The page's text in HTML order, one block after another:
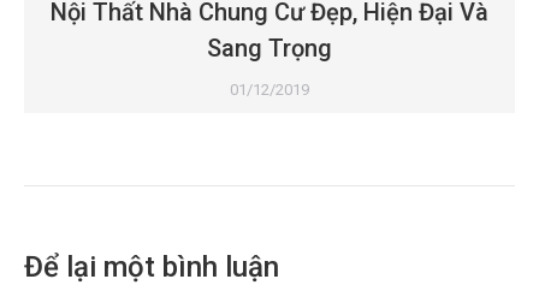
Nội Thất Nhà Chung Cư Đẹp, Hiện Đại Và
Sang Trọng
01/12/2019
Để lại một bình luận